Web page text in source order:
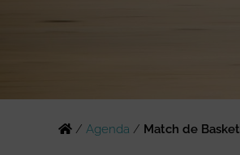
/ Agenda / Match de Basket